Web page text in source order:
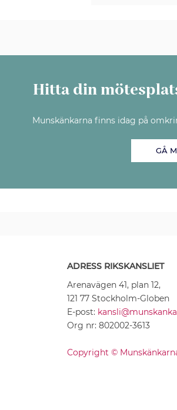
Hitta din
Munskänkarna finns idag på
GÅ
ADRESS RIKSKANSLIET
Arenavägen 41, plan 12,
121 77 Stockholm-Globen
E-post:
Org nr: 802002-3613
Copyright ©